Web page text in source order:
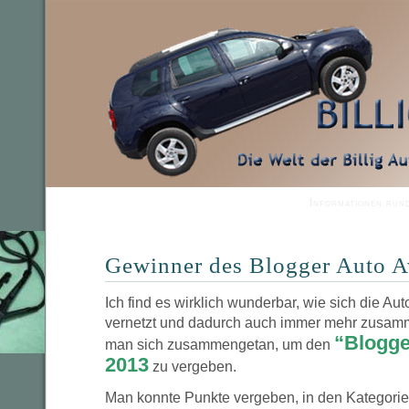
Gewinner des Blogger Auto
Ich find es wirklich wunderbar, wie sich die
vernetzt und dadurch auch immer mehr
man sich zusammengetan, um den
2013 zu vergeben.
Man konnte Punkte vergeben, in den